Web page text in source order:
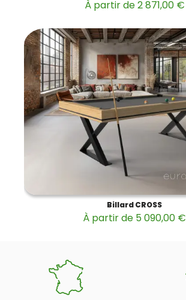
À partir de 2 871,00 €
Billard CROSS
À partir de 5 090,00 €